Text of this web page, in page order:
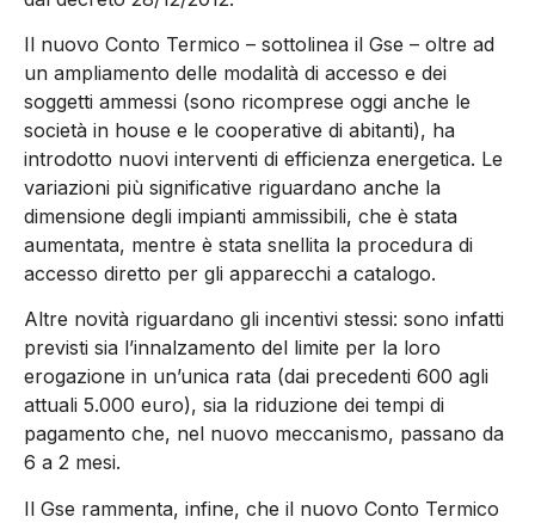
Il nuovo Conto Termico – sottolinea il Gse – oltre ad
un ampliamento delle modalità di accesso e dei
soggetti ammessi (sono ricomprese oggi anche le
società in house e le cooperative di abitanti), ha
introdotto nuovi interventi di efficienza energetica. Le
variazioni più significative riguardano anche la
dimensione degli impianti ammissibili, che è stata
aumentata, mentre è stata snellita la procedura di
accesso diretto per gli apparecchi a catalogo.
Altre novità riguardano gli incentivi stessi: sono infatti
previsti sia l’innalzamento del limite per la loro
erogazione in un’unica rata (dai precedenti 600 agli
attuali 5.000 euro), sia la riduzione dei tempi di
pagamento che, nel nuovo meccanismo, passano da
6 a 2 mesi.
Il Gse rammenta, infine, che il nuovo Conto Termico